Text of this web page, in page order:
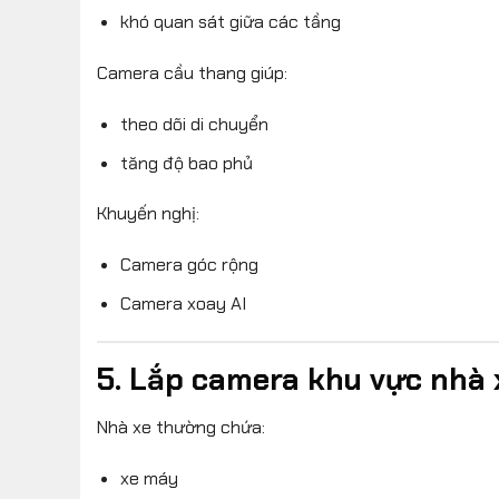
khó quan sát giữa các tầng
Camera cầu thang giúp:
theo dõi di chuyển
tăng độ bao phủ
Khuyến nghị:
Camera góc rộng
Camera xoay AI
5. Lắp camera khu vực nhà
Nhà xe thường chứa:
xe máy